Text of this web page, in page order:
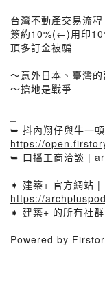
台灣不動產交易流
簽約10%(←)用印
頂多訂金被騙
～意外日本、臺灣
～搶地是戰爭
➥ 抖內翔仔與牛一
https://
➥ 口播工商洽談 |
➧ 建築+ 官方網站 |
https://
➧ 建築+ 的所有社
Powered by